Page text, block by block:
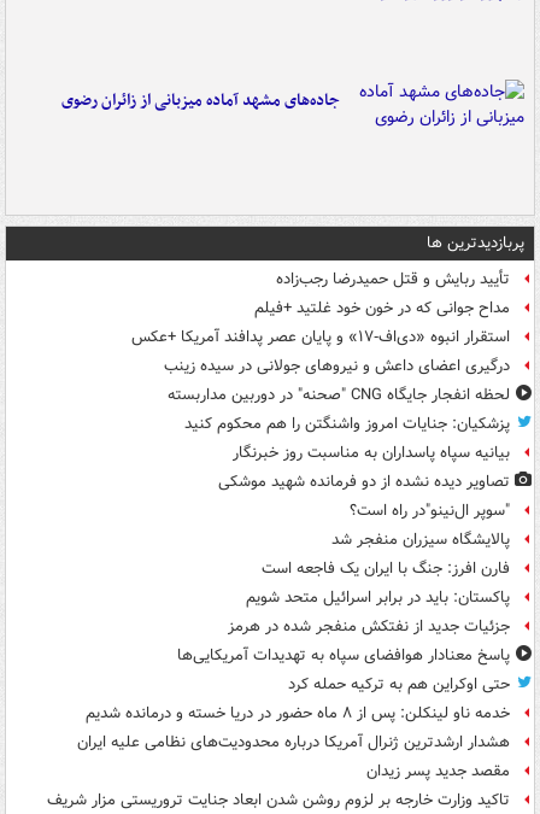
جاده‌های مشهد آماده میزبانی از زائران رضوی
پربازدیدترین ها
تأیید ربایش و قتل حمیدرضا رجب‌زاده
مداح جوانی که در خون خود غلتید +فیلم
استقرار انبوه «دی‌اف‑۱۷» و پایان عصر پدافند آمریکا +عکس
درگیری اعضای داعش و نیروهای جولانی در سیده زینب
لحظه انفجار جایگاه CNG "صحنه" در دوربین مداربسته
پزشکیان: جنایات امروز واشنگتن را هم محکوم کنید
بیانیه سپاه پاسداران به مناسبت روز خبرنگار
تصاویر دیده‌ نشده از دو فرمانده شهید موشکی
"سوپر ال‌نینو"در راه است؟
پالایشگاه سیزران منفجر شد
فارن افرز: جنگ با ایران یک فاجعه است
پاکستان: باید در برابر اسرائیل متحد شویم
جزئیات جدید از نفتکش منفجر شده در هرمز
پاسخ معنادار هوافضای سپاه به تهدیدات آمریکایی‌ها
حتی اوکراین هم به ترکیه حمله کرد
خدمه ناو لینکلن: پس از ۸ ماه حضور در دریا خسته و درمانده‌ شدیم
هشدار ارشدترین ژنرال آمریکا درباره محدودیت‌های نظامی علیه ایران
مقصد جدید پسر زیدان
تاکید وزارت خارجه بر لزوم روشن شدن ابعاد جنایت تروریستی مزار شریف